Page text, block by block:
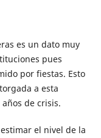
es un dato muy
pues
por fiestas. Esto
a esta
de crisis.
el nivel de la